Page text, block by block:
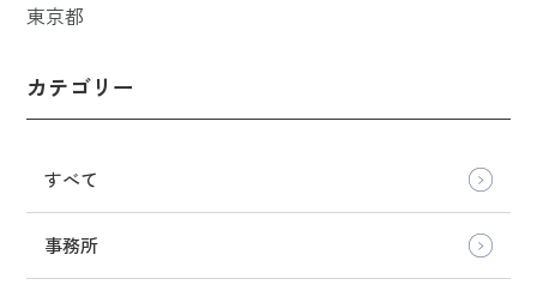
東京都
カテゴリー
すべて
事務所